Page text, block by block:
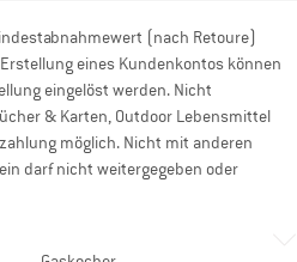
(nach Retoure)
eines Kundenkontos können
eingelöst werden. Nicht
& Karten, Outdoor Lebensmittel
möglich. Nicht mit anderen
darf nicht weitergegeben oder